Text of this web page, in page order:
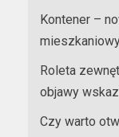
Kontener –
Roleta
objawy
Czy warto